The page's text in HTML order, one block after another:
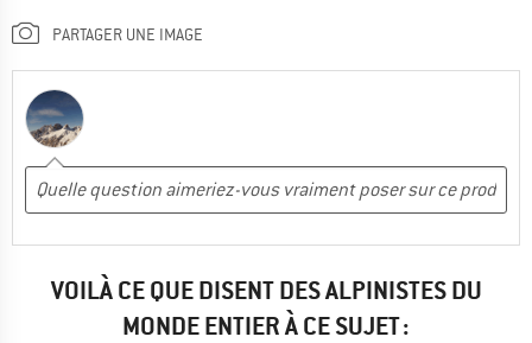
PARTAGER UNE IMAGE
VOILÀ CE QUE DISENT DES ALPINISTES DU
MONDE ENTIER À CE SUJET :